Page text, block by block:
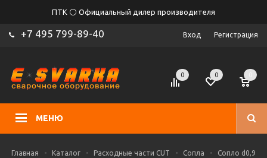
ПТК ⚪ Официальный дилер производителя
+7 495 799-89-40 Вход Регистрация
МЕНЮ
0 0
Главная - Каталог - Расходные части CUT - Сопла -
Сопло d0,9